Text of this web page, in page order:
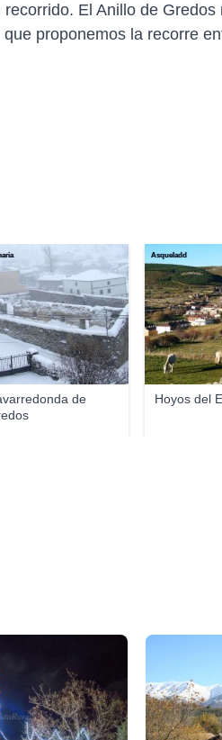
El Anillo de
proponemos la recorre
de
Hoyos del
Asqueladd